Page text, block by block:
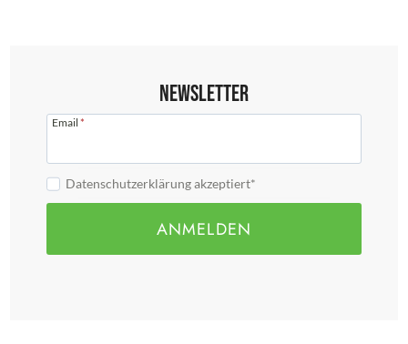
Newsletter
Email *
Datenschutzerklärung akzeptiert*
ANMELDEN